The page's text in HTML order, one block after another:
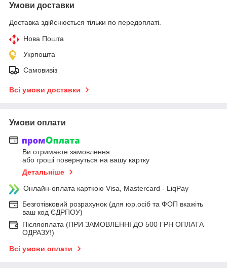
Умови доставки
Доставка здійснюється тільки по передоплаті.
Нова Пошта
Укрпошта
Самовивіз
Всі умови доставки
Умови оплати
Ви отримаєте замовлення
або гроші повернуться на вашу картку
Детальніше
Онлайн-оплата карткою Visa, Mastercard - LiqPay
Безготівковий розрахунок (для юр.осіб та ФОП вкажіть
ваш код ЄДРПОУ)
Післяоплата (ПРИ ЗАМОВЛЕННІ ДО 500 ГРН ОПЛАТА
ОДРАЗУ!)
Всі умови оплати